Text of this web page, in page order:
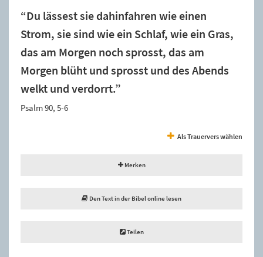
“Du lässest sie dahinfahren wie einen
Strom, sie sind wie ein Schlaf, wie ein Gras,
das am Morgen noch sprosst, das am
Morgen blüht und sprosst und des Abends
welkt und verdorrt.”
Psalm 90, 5-6
Als Trauervers wählen
Merken
Den Text in der Bibel online lesen
Teilen